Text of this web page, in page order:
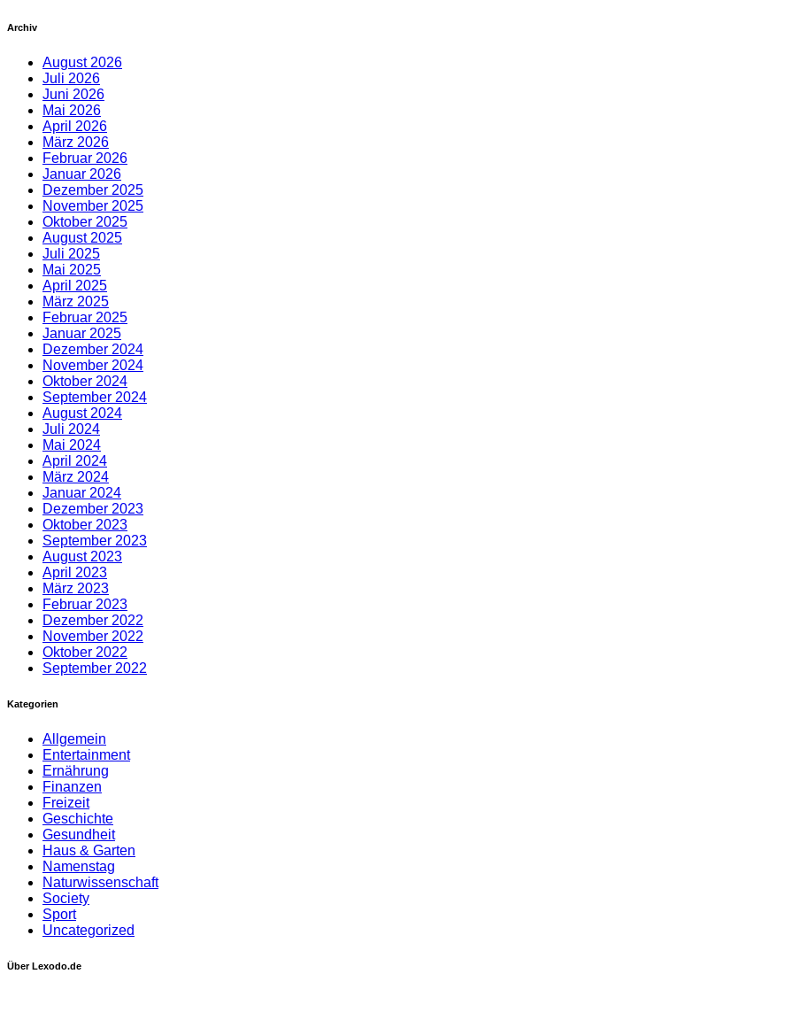
Archiv
August 2026
Juli 2026
Juni 2026
Mai 2026
April 2026
März 2026
Februar 2026
Januar 2026
Dezember 2025
November 2025
Oktober 2025
August 2025
Juli 2025
Mai 2025
April 2025
März 2025
Februar 2025
Januar 2025
Dezember 2024
November 2024
Oktober 2024
September 2024
August 2024
Juli 2024
Mai 2024
April 2024
März 2024
Januar 2024
Dezember 2023
Oktober 2023
September 2023
August 2023
April 2023
März 2023
Februar 2023
Dezember 2022
November 2022
Oktober 2022
September 2022
Kategorien
Allgemein
Entertainment
Ernährung
Finanzen
Freizeit
Geschichte
Gesundheit
Haus & Garten
Namenstag
Naturwissenschaft
Society
Sport
Uncategorized
Über Lexodo.de